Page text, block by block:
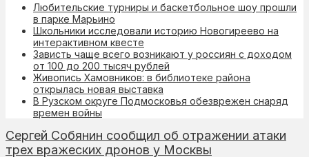
Любительские турниры и баскетбольное шоу прошли
в парке Марьино
Школьники исследовали историю Новогиреево на
интерактивном квесте
Зависть чаще всего возникают у россиян с доходом
от 100 до 200 тысяч рублей
Живопись Хамовников: в библиотеке района
открылась новая выставка
В Рузском округе Подмосковья обезврежен снаряд
времен войны
Сергей Собянин сообщил об отражении атаки
трех вражеских дронов у Москвы